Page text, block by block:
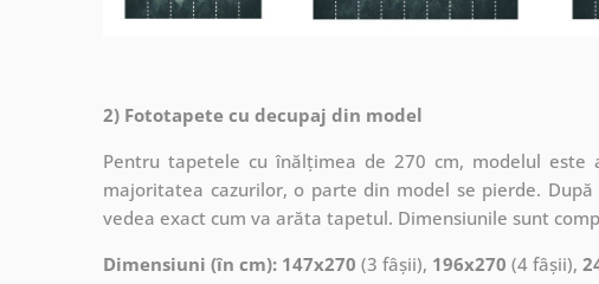
2) Fototapete cu decupaj din model
Pentru tapetele cu înălțimea de 270 cm, modelul
majoritatea cazurilor, o parte din model se pierde.
vedea exact cum va arăta tapetul. Dimensiunile sunt
Dimensiuni (în cm): 147x270 (3 fâșii), 196x270 (4 fâșii),